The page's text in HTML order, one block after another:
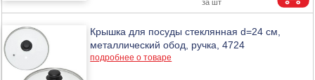
Крышка для посуды стеклянная d=24 см,
металлический обод, ручка, 4724
подробнее о товаре